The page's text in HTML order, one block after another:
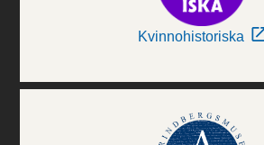
Kvinnohistoriska